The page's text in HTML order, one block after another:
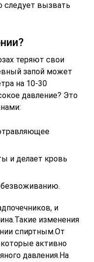
следует вызвать
теряют свои
запой может
на 10-30
давление? Это
и делает кровь
и
изменения
спиртным.От
активно
давления.На